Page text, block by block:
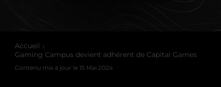
Accueil
Gaming Campus devient adhérent de Capital Games
Contenu mis à jour le 15 Mai 2024